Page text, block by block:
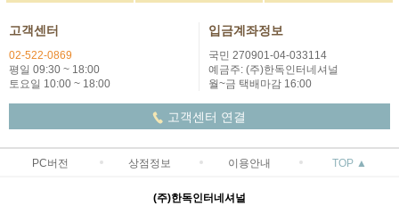
고객센터
02-522-0869
평일 09:30 ~ 18:00
토요일 10:00 ~ 18:00
입금계좌정보
국민 270901-04-033114
예금주: (주)한독인터네셔널
월~금 택배마감 16:00
고객센터 연결
PC버전 상점정보 이용안내 TOP ▲
(주)한독인터네셔널